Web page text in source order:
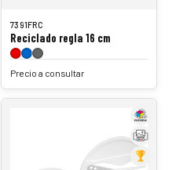
7391FRC
Reciclado regla 16 cm
Precio a consultar